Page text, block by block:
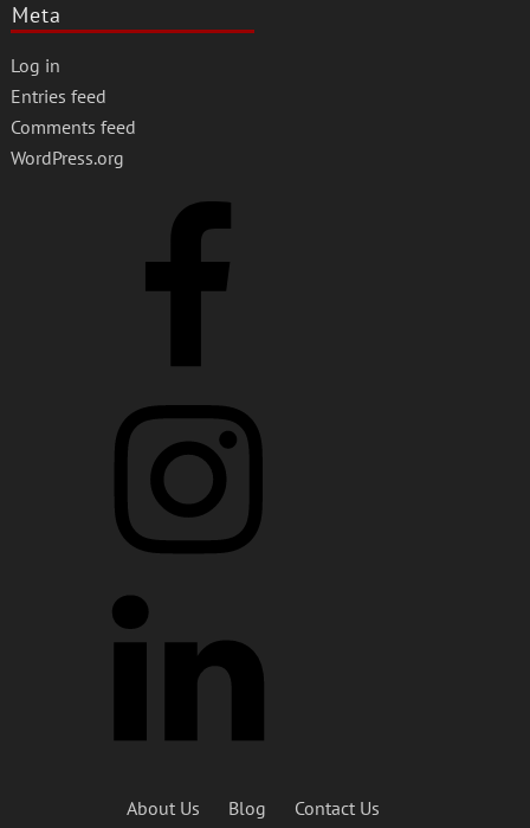
Meta
Log in
Entries feed
Comments feed
WordPress.org
About Us Blog Contact Us